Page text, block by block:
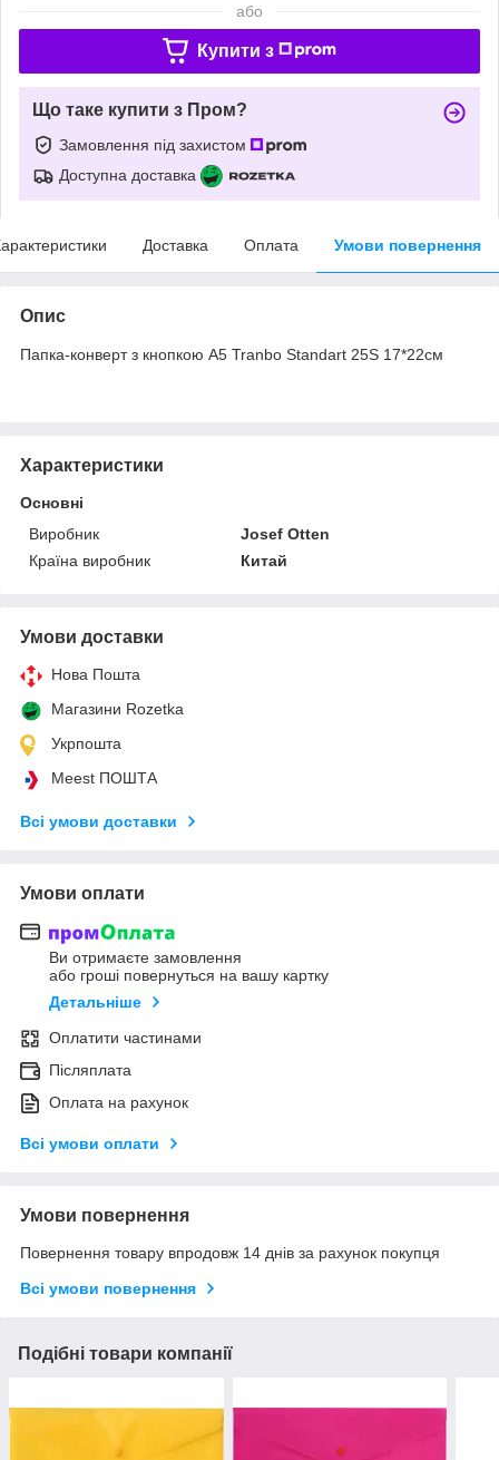
або
Купити з
Що таке купити з Пром?
Замовлення під захистом
Доступна доставка
Доставка Оплата Умови повернення
Опис
Папка-конверт з кнопкою А5 Tranbo Standart 25S 17*22см
Характеристики
Основні
Виробник
Josef Otten
Країна виробник
Китай
Умови доставки
Нова Пошта
Магазини Rozetka
Укрпошта
Meest ПОШТА
Всі умови доставки
Умови оплати
Ви отримаєте замовлення
або гроші повернуться на вашу картку
Детальніше
Оплатити частинами
Післяплата
Оплата на рахунок
Всі умови оплати
Умови повернення
Повернення товару впродовж 14 днів за рахунок покупця
Всі умови повернення
Подібні товари компанії